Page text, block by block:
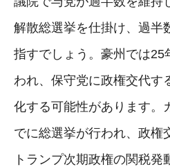
解散総選挙を仕掛け、過半
指すでしょう。豪州では25
われ、保守党に政権交代す
化する可能性があります。
でに総選挙が行われ、政権
トランプ次期政権の関税発